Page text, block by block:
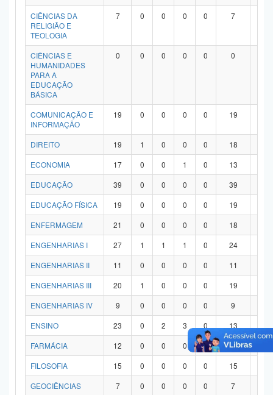
CIÊNCIAS DA
RELIGIÃO E
TEOLOGIA
7 0 0 0 0 7
CIÊNCIAS E
HUMANIDADES
PARA A
EDUCAÇÃO
BÁSICA
0 0 0 0 0 0
COMUNICAÇÃO E
INFORMAÇÃO
19 0 0 0 0 19
DIREITO 19 1 0 0 0 18
ECONOMIA
17 0 0 1 0 13
EDUCAÇÃO
39 0 0 0 0 39
EDUCAÇÃO FÍSICA
19 0 0 0 0 19
ENFERMAGEM
21 0 0 0 0 18
ENGENHARIAS I
27 1 1 1 0 24
ENGENHARIAS II
11 0 0 0 0 11
ENGENHARIAS III
20 1 0 0 0 19
ENGENHARIAS IV
9 0 0 0 0 9
ENSINO
23 0 2 3 0 13
FARMÁCIA
12 0 0 0 0 12
FILOSOFIA
15 0 0 0 0 15
GEOCIÊNCIAS
7 0 0 0 0 7